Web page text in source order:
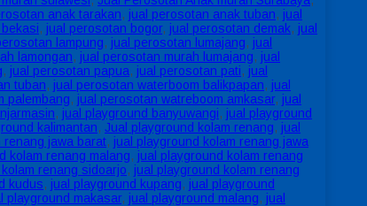
anak tarakan, jual perosotan anak tuban, jual
, jual perosotan bogor, jual perosotan demak, jual
lampung, jual perosotan lumajang, jual
lamongan, jual perosotan murah lumajang, jual
, jual perosotan papua, jual perosotan pati, jual
tuban, jual perosotan waterboom balikpapan, jual
palembang, jual perosotan watreboom amkasar, jual
, jual playground banyuwangi, jual playground
kalimantan, Jual playground kolam renang, jual
renang jawa barat, jual playground kolam renang jawa
kolam renang malang, jual playground kolam renang
renang sidoarjo, jual playground kolam renang
kudus, jual playground kupang, jual playground
playground makasar, jual playground malang, jual